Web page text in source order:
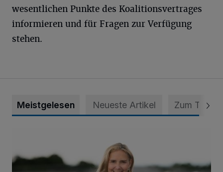
wesentlichen Punkte des Koalitionsvertrages
informieren und für Fragen zur Verfügung
stehen.
Meistgelesen Neueste Artikel Zum Thema